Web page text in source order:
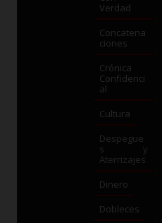
Verdad
Concatena
ciones
Crónica
Confidenci
al
Cultura
Despegue
s y
Aterrizajes
Dinero
Dobleces